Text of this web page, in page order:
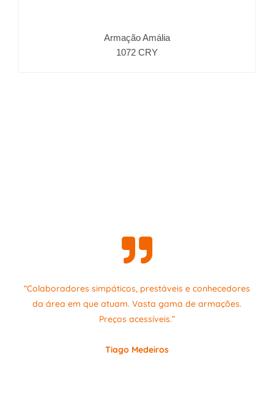
Armação Amália
1072 CRY
“Colaboradores simpáticos, prestáveis e conhecedores
da área em que atuam. Vasta gama de armações.
Preços acessíveis.”
Tiago Medeiros